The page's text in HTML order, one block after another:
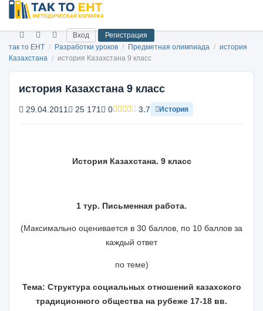
Вход
Регистрация
так то ЕНТ / Разработки уроков / Предметная олимпиада / история
Казахстана / история Казахстана 9 класс
история Казахстана 9 класс
29.04.2011 25 171 0 3.7 История
История Казахстана. 9 класс
1 тур. Письменная работа.
(Максимально оценивается в 30 баллов, по 10 баллов за
каждый ответ
по теме)
Тема: Структура социальных отношений казахского
традиционного общества на рубеже 17-18 вв.